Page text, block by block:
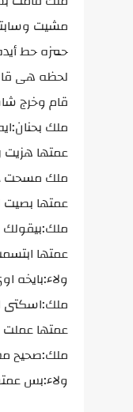
مشيت
حمزه حط
لحظه هى
قام وخرج
ملك
عمتها
ملك مسحت
عمتها بصيت
عمتها
ولاء:بايخه
ملك:اسكتى
عمتها عملت
ملك:صحيح
ولاء:بس